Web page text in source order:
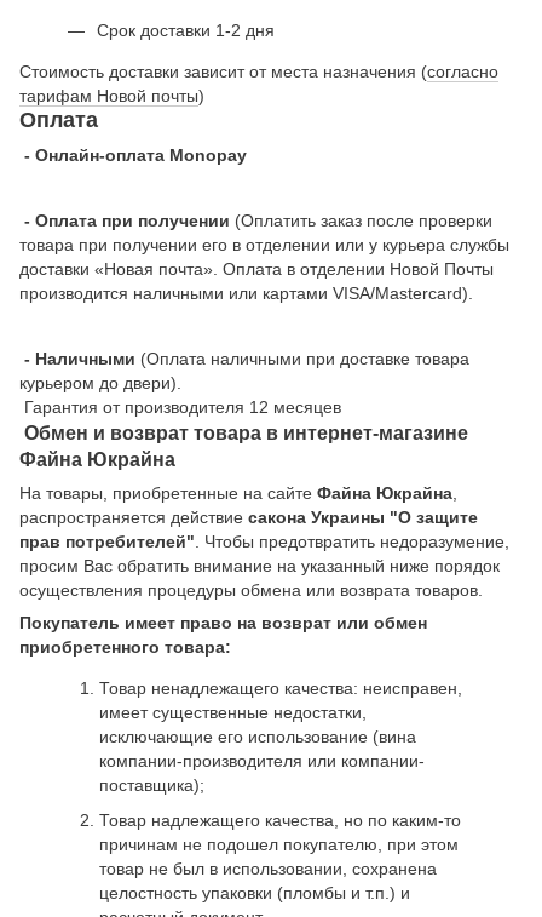
Срок доставки 1-2 дня
Стоимость доставки зависит от места назначения (согласно
тарифам Новой почты)
Оплата
- Онлайн-оплата Monopay
- Оплата при получении (Оплатить заказ после проверки
товара при получении его в отделении или у курьера службы
доставки «Новая почта». Оплата в отделении Новой Почты
производится наличными или картами VISA/Mastercard).
- Наличными (Оплата наличными при доставке товара
курьером до двери).
Гарантия от производителя 12 месяцев
Обмен и возврат товара в интернет-магазине
Файна Юкрайна
На товары, приобретенные на сайте Файна Юкрайна,
распространяется действие cакона Украины "О защите
прав потребителей". Чтобы предотвратить недоразумение,
просим Вас обратить внимание на указанный ниже порядок
осуществления процедуры обмена или возврата товаров.
Покупатель имеет право на возврат или обмен
приобретенного товара:
Товар ненадлежащего качества: неисправен,
имеет существенные недостатки,
исключающие его использование (вина
компании-производителя или компании-
поставщика);
Товар надлежащего качества, но по каким-то
причинам не подошел покупателю, при этом
товар не был в использовании, сохранена
целостность упаковки (пломбы и т.п.) и